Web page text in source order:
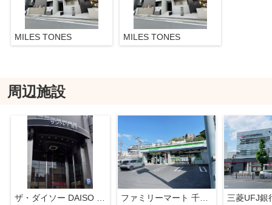
MILES TONES MILES TONES
周辺施設
ファミリーマート 千種向陽店